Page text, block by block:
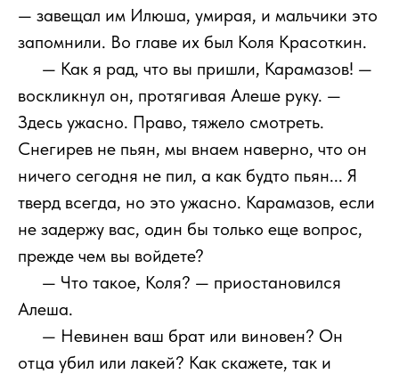
— завещал им Илюша, умирая, и мальчики это
запомнили. Во главе их был Коля Красоткин.
— Как я рад, что вы пришли, Карамазов! —
воскликнул он, протягивая Алеше руку. —
Здесь ужасно. Право, тяжело смотреть.
Снегирев не пьян, мы внаем наверно, что он
ничего сегодня не пил, а как будто пьян... Я
тверд всегда, но это ужасно. Карамазов, если
не задержу вас, один бы только еще вопрос,
прежде чем вы войдете?
— Что такое, Коля? — приостановился
Алеша.
— Невинен ваш брат или виновен? Он
отца убил или лакей? Как скажете, так и